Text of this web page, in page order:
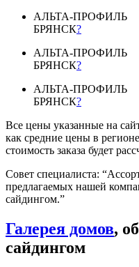
АЛЬТА-ПРОФИЛЬ
БРЯНСК?
АЛЬТА-ПРОФИЛЬ
БРЯНСК?
АЛЬТА-ПРОФИЛЬ
БРЯНСК?
Все цены указанные на
как средние цены в
стоимость заказа будет
Совет специалиста:
предлагаемых нашей
сайдингом.”
Галерея домов,
сайдингом